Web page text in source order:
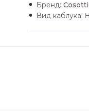
Бренд:
Вид каблука: